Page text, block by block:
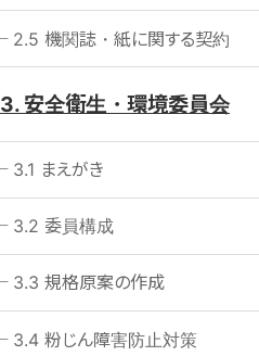
2.5 機関誌・紙に関する契約
3. 安全衛生・環境委員会
3.1 まえがき
3.2 委員構成
3.3 規格原案の作成
3.4 粉じん障害防止対策